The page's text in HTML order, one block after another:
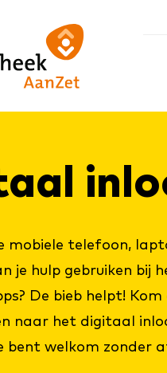
mobiele telefoon,
je hulp gebruiken bij
De bieb helpt!
naar het digitaal
bent welkom zonder